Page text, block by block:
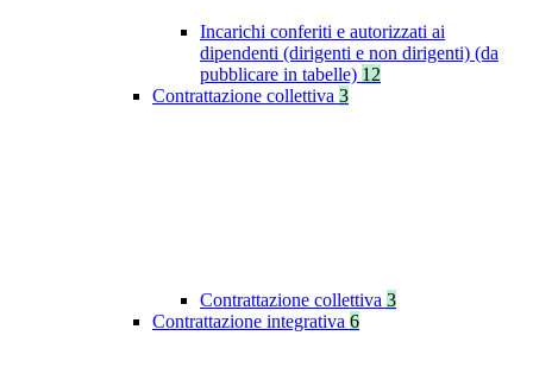
Incarichi conferiti e autorizzati ai
dipendenti (dirigenti e non dirigenti) (da
pubblicare in tabelle) 12
Contrattazione collettiva 3
Contrattazione collettiva 3
Contrattazione integrativa 6